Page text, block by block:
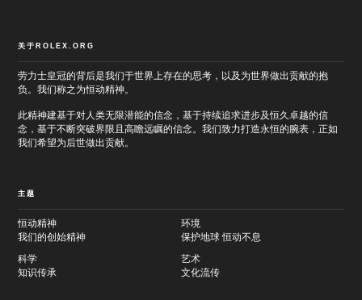
关于ROLEX.ORG
劳力士皇冠的背后是我们于世界上存在的思考，以及为世界做出贡献的抱
负。我们称之为恒动精神。
此精神建基于对人类无限潜能的信念，基于持续追求进步及恒久卓越的信
念，基于不断突破界限且高瞻远瞩的信念。我们致力打造永恒的腕表，正如
我们希望为后世做出贡献。
主题
恒动精神
我们的创始精神
环境
保护地球 恒动不息
科学
知识传承
艺术
文化流传